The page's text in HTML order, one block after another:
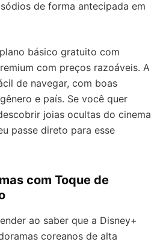
de forma antecipada em
básico gratuito com
com preços razoáveis. A
de navegar, com boas
e país. Se você quer
joias ocultas do cinema
passe direto para esse
com Toque de
ao saber que a Disney+
coreanos de alta